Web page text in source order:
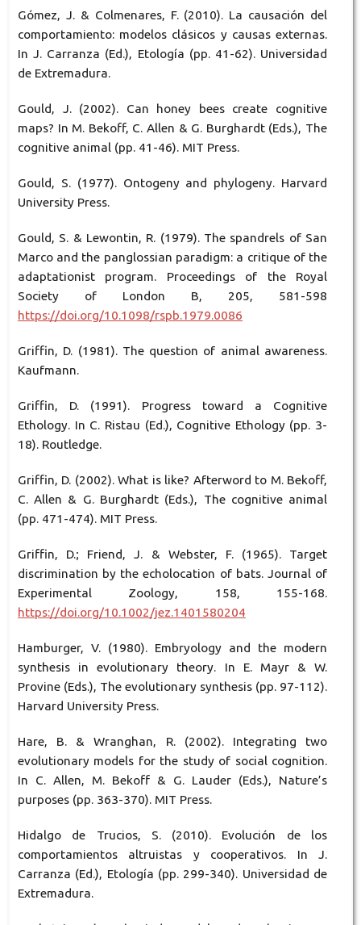
Gómez, J. & Colmenares, F. (2010). La causación del
comportamiento: modelos clásicos y causas externas.
In J. Carranza (Ed.), Etología (pp. 41-62). Universidad
de Extremadura.
Gould, J. (2002). Can honey bees create cognitive
maps? In M. Bekoff, C. Allen & G. Burghardt (Eds.), The
cognitive animal (pp. 41-46). MIT Press.
Gould, S. (1977). Ontogeny and phylogeny. Harvard
University Press.
Gould, S. & Lewontin, R. (1979). The spandrels of San
Marco and the panglossian paradigm: a critique of the
adaptationist program. Proceedings of the Royal
Society of London B, 205, 581-598
https://doi.org/10.1098/rspb.1979.0086
Griffin, D. (1981). The question of animal awareness.
Kaufmann.
Griffin, D. (1991). Progress toward a Cognitive
Ethology. In C. Ristau (Ed.), Cognitive Ethology (pp. 3-
18). Routledge.
Griffin, D. (2002). What is like? Afterword to M. Bekoff,
C. Allen & G. Burghardt (Eds.), The cognitive animal
(pp. 471-474). MIT Press.
Griffin, D.; Friend, J. & Webster, F. (1965). Target
discrimination by the echolocation of bats. Journal of
Experimental Zoology, 158, 155-168.
https://doi.org/10.1002/jez.1401580204
Hamburger, V. (1980). Embryology and the modern
synthesis in evolutionary theory. In E. Mayr & W.
Provine (Eds.), The evolutionary synthesis (pp. 97-112).
Harvard University Press.
Hare, B. & Wranghan, R. (2002). Integrating two
evolutionary models for the study of social cognition.
In C. Allen, M. Bekoff & G. Lauder (Eds.), Nature’s
purposes (pp. 363-370). MIT Press.
Hidalgo de Trucios, S. (2010). Evolución de los
comportamientos altruistas y cooperativos. In J.
Carranza (Ed.), Etología (pp. 299-340). Universidad de
Extremadura.